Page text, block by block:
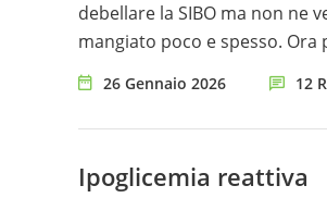
debellare la SIBO ma non ne vengo a capo. Sono sempre stata sottopeso e, a causa della gastrite, ho sempre
mangiato poco e spesso.
Sono alta 165cm e peso 45
riprendere peso e tutto si
acute mangio molte cose
pilates (30min) per
26 Gennaio 2026 12
Ipoglicemia reattiva